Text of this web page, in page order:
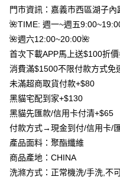
相關說明
【大哥付你分期使用說明】
2.付款方式選擇「大哥付你分期
流程，驗證手機門號後，選擇欲
成交易。
3.實際核准額度、可分期數及費
4.訂單成立30分鐘內，如未前往
消。如遇「轉專審核」未通過狀
【繳款方式說明】
1.分期款項不併入電信帳單，「
醒簡訊。
2.透過簡訊連結打開帳單後，可
帳／街口支付／iPASS MONEY」
AFTEE先享後付
相關說明
【關於「AFTEE先享後付」】
AFTEE先享後付是「在收到商品
便利好安心！
１．簡單：不需註冊會員、不需
２．便利：只要手機號碼，簡訊
３．安心：先確認商品／服務後，
【「AFTEE先享後付」結帳流程
１．於結帳方式選擇「AFTEE先
結帳頁面，進行簡訊認證並確認
２．訂單成立數日內，您將收到繳
３．收到繳費通知簡訊後14天內
ATM付款
貨到付款
運送方式
全家取貨付款
每筆NT$80，滿NT$1,500(含
7-11取貨付款
門市資訊：嘉義市西區湖子內
🌺TIME: 週一~週五
🌺週六12:00~20:00🌺
首次下載APP馬上送$100折
消費滿$1500不限付款方式免
未滿超商取貨付款+$80
黑貓宅配到家+$130
黑貓先匯款/信用卡付清+$65
付款方式→現金到付/信用卡/
產品面料：聚酯纖維
商品產地：CHINA
洗滌方式：正常機洗/手洗,不